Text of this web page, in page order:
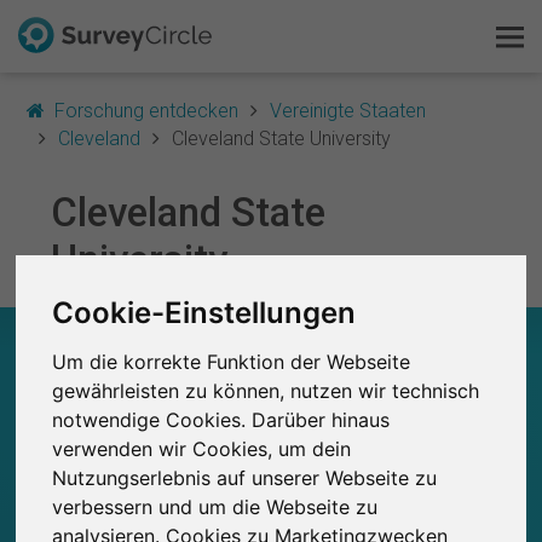
Cookie-Einstellungen
Um die korrekte Funktion der Webseite
gewährleisten zu können, nutzen wir technisch
notwendige Cookies. Darüber hinaus
verwenden wir Cookies, um dein
Nutzungserlebnis auf unserer Webseite zu
verbessern und um die Webseite zu
analysieren. Cookies zu Marketingzwecken
Forschung entdecken
Vereinigte Staaten
Cleveland
Cleveland State University
Cleveland State
University
BLICK
0
Bisher bei SurveyCircle veröffentlichte
Studien
0
Aktuell bei SurveyCircle veröffentlichte
Studien
Das ist SurveyCircle
Survey Ranking
Forschung entdecken
FAQ
Kostenlos registrieren
Anmelden